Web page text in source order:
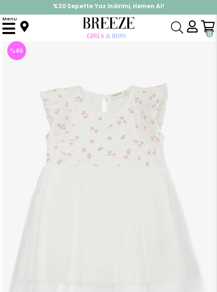
İndirimlere ek %10 İndirimi Kap, Hemen Üye Ol!
0
Menu
Anasayfa Elbise Modelleri Yazlık Elbise Kız Bebek Elbise Çiçekli Tüllü Fırfırlı Ekru (9 Ay-1.5 Yaş)
%46